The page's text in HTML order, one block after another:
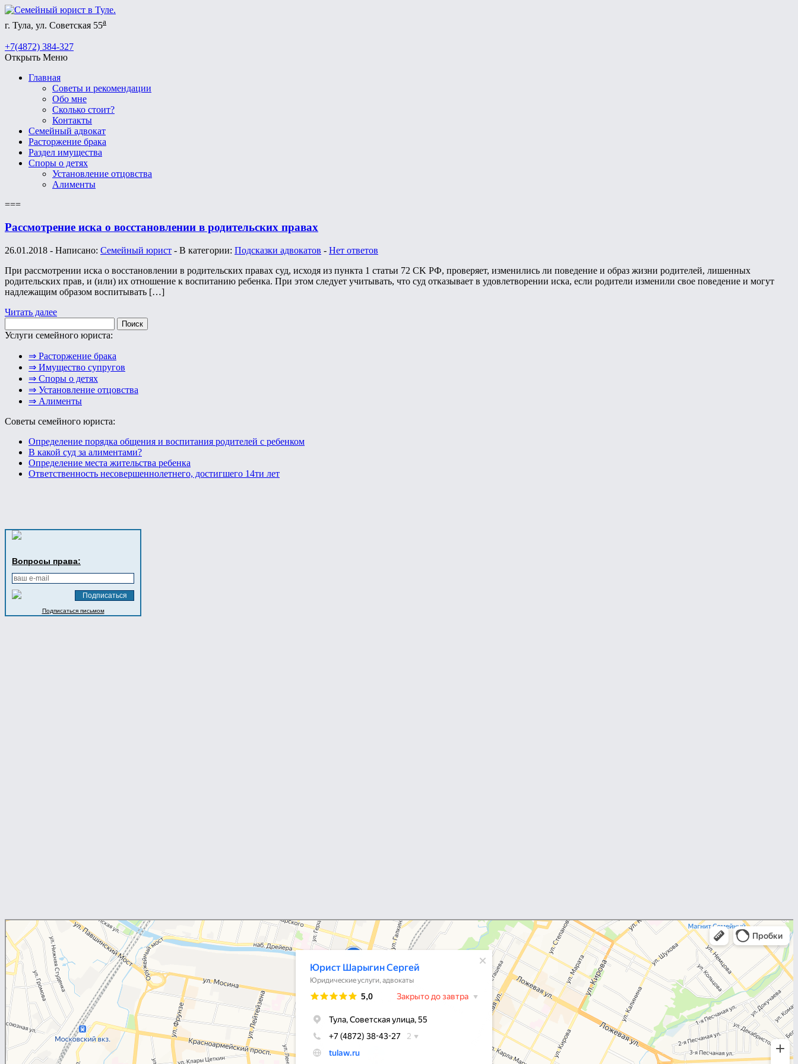
г. Тула, ул. Советская 55а
+7(4872) 384-327
Открыть Меню
Главная
Советы и рекомендации
Обо мне
Сколько стоит?
Контакты
Семейный адвокат
Расторжение брака
Раздел имущества
Споры о детях
Установление отцовства
Алименты
===
Рассмотрение иска о восстановлении в родительских правах
26.01.2018 - Написано: Семейный юрист - В категории: Подсказки адвокатов - Нет ответов
При рассмотрении иска о восстановлении в родительских правах суд, исходя из пункта 1 статьи 72 CK РФ, проверяет, изменились ли поведение и образ жизни родителей, лишенных
родительских прав, и (или) их отношение к воспитанию ребенка. При этом следует учитывать, что суд отказывает в удовлетворении иска, если родители изменили свое поведение и могут
надлежащим образом воспитывать […]
Читать далее
Услуги семейного юриста:
⇒ Расторжение брака
⇒ Имущество супругов
⇒ Споры о детях
⇒ Установление отцовства
⇒ Алименты
Советы семейного юриста:
Определение порядка общения и воспитания родителей с ребенком
В какой суд за алиментами?
Определение места жительства ребенка
Ответственность несовершеннолетнего, достигшего 14ти лет
Вопросы права:
Подписаться письмом
Юрист Шарыгин Сергей
Юридические услуги в Туле